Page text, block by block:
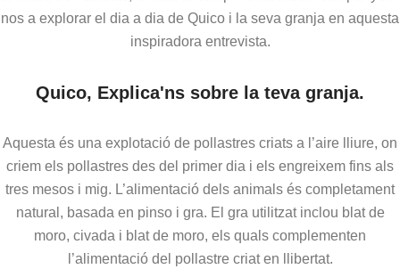
nos a explorar el dia a dia de Quico i la seva granja en aquesta
inspiradora entrevista.
Quico, Explica'ns sobre la teva granja.
Aquesta és una explotació de pollastres criats a l’aire lliure, on
criem els pollastres des del primer dia i els engreixem fins als
tres mesos i mig. L’alimentació dels animals és completament
natural, basada en pinso i gra. El gra utilitzat inclou blat de
moro, civada i blat de moro, els quals complementen
l’alimentació del pollastre criat en llibertat.